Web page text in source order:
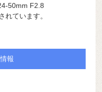
50mm F2.8
れています。
報